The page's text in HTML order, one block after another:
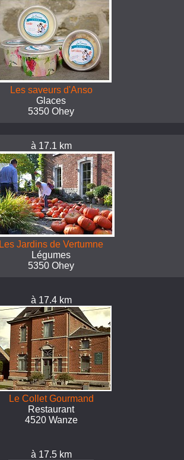
Les saveurs d'Anso
Glaces
5350 Ohey
à 17.1 km
Les Jardins de Vertumne
Légumes
5350 Ohey
à 17.4 km
Le Collet Gourmand
Restaurant
4520 Wanze
à 17.5 km